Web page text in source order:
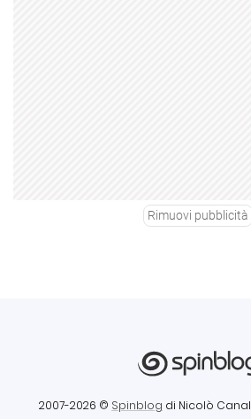
Rimuovi pubblicità
2007-2026 © Spinblog di Nicolò Canal